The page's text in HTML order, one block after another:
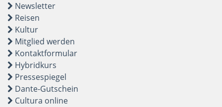
Newsletter
Reisen
Kultur
Mitglied werden
Kontaktformular
Hybridkurs
Pressespiegel
Dante-Gutschein
Cultura online